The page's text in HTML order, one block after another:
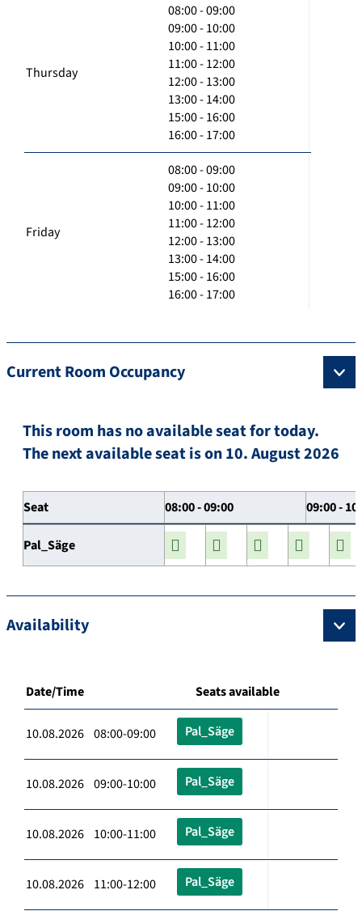
Thursday
08:00 - 09:00
09:00 - 10:00
10:00 - 11:00
11:00 - 12:00
12:00 - 13:00
13:00 - 14:00
15:00 - 16:00
16:00 - 17:00
Friday
08:00 - 09:00
09:00 - 10:00
10:00 - 11:00
11:00 - 12:00
12:00 - 13:00
13:00 - 14:00
15:00 - 16:00
16:00 - 17:00
Current Room Occupancy
This room has no available seat for today.
The next available seat is on 10. August 2026
Seat 08:00 - 09:00 09:00 -
Pal_Säge
Availability
Date/Time Seats available
10.08.2026 08:00-09:00 Pal_Säge
10.08.2026 09:00-10:00 Pal_Säge
10.08.2026 10:00-11:00 Pal_Säge
10.08.2026 11:00-12:00 Pal_Säge